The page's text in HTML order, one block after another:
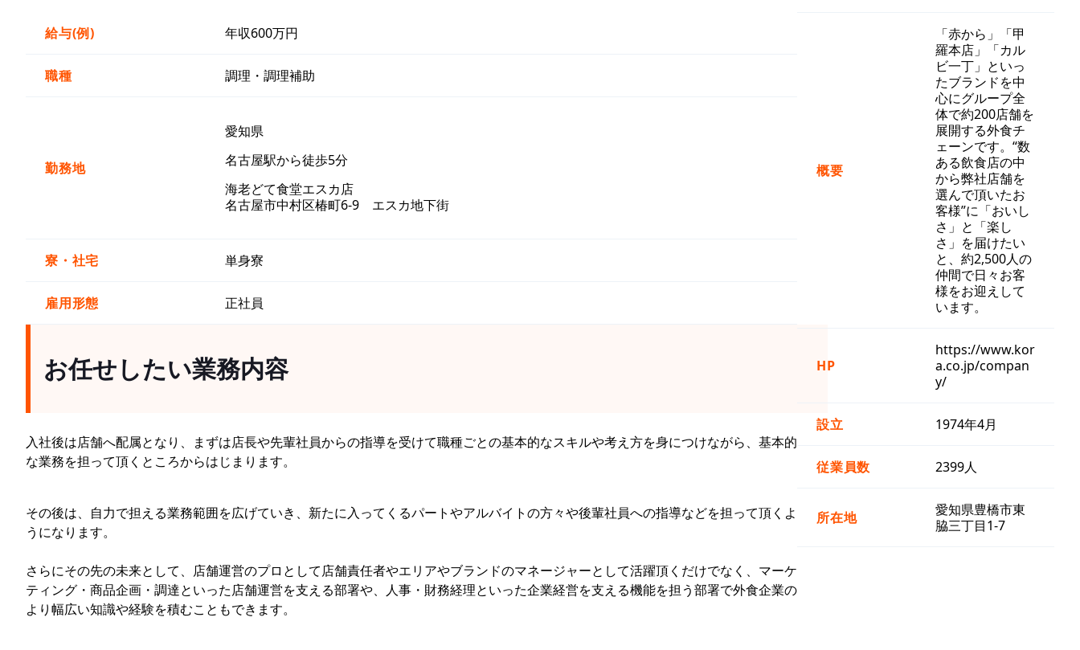
給与(例) 年収600万円
職種 調理・調理補助
勤務地
愛知県
名古屋駅から徒歩5分
海老どて食堂エスカ店
名古屋市中村区椿町6-9 エスカ地下街
寮・社宅 単身寮
雇用形態 正社員
お任せしたい業務内容
入社後は店舗へ配属となり、まずは店長や先輩社員からの指導を受けて職種ごとの基本的なスキルや考え方を身につけながら、基本的
な業務を担って頂くところからはじまります。
その後は、自力で担える業務範囲を広げていき、新たに入ってくるパートやアルバイトの方々や後輩社員への指導などを担って頂くよ
うになります。
さらにその先の未来として、店舗運営のプロとして店舗責任者やエリアやブランドのマネージャーとして活躍頂くだけでなく、マーケ
ティング・商品企画・調達といった店舗運営を支える部署や、人事・財務経理といった企業経営を支える機能を担う部署で外食企業の
より幅広い知識や経験を積むこともできます。
概要
「赤から」「甲
羅本店」「カル
ビ一丁」といっ
たブランドを中
心にグループ全
体で約200店舗を
展開する外食チ
ェーンです。“数
ある飲食店の中
から弊社店舗を
選んで頂いたお
客様”に「おいし
さ」と「楽し
さ」を届けたい
と、約2,500人の
仲間で日々お客
様をお迎えして
います。
HP
https://www.kor
a.co.jp/compan
y/
設立 1974年4月
従業員数 2399人
所在地
愛知県豊橋市東
脇三丁目1-7